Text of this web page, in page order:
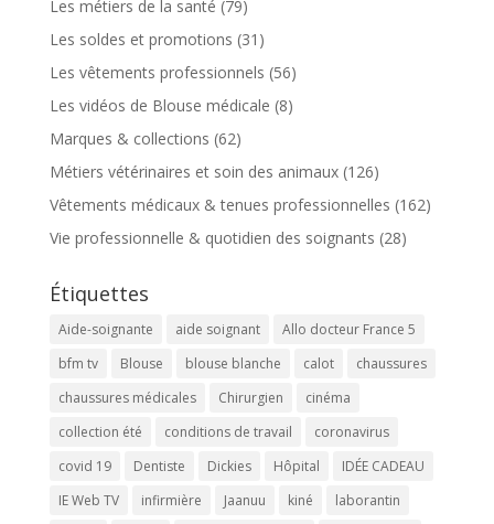
Les métiers de la santé (79)
Les soldes et promotions (31)
Les vêtements professionnels (56)
Les vidéos de Blouse médicale (8)
Marques & collections (62)
Métiers vétérinaires et soin des animaux(126)
Vêtements médicaux & tenues professionnelles (162)
Vie professionnelle & quotidien des soignants (28)
Étiquettes
Aide-soignante aide soignant
Allo docteur France 5
bfm tv
Blouse blouse blanche calot
chaussures
chaussures médicales
Chirurgien
cinéma
collection été
conditions de travail
coronavirus
covid 19
Dentiste Dickies Hôpital
IDÉE CADEAU
IE Web TV
infirmière Jaanuu kiné laborantin